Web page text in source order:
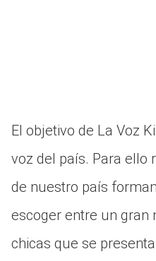
El objetivo de La Voz
voz del país. Para ello
de nuestro país
escoger entre un gran
chicas que se